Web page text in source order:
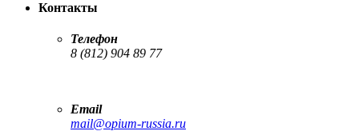
Контакты
Телефон
8 (812) 904 89 77
Email
mail@opium-russia.ru